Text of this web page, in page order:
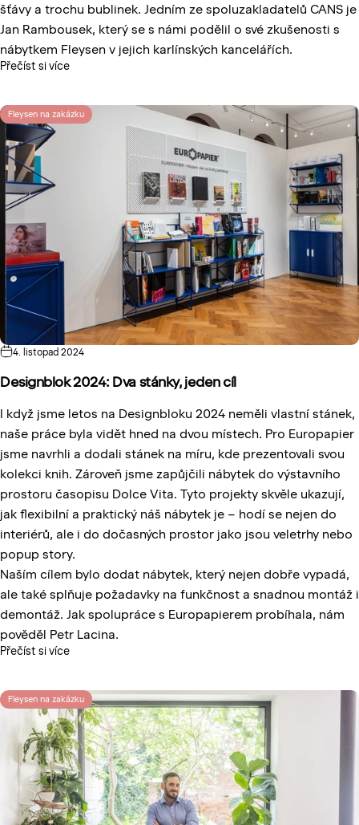
šťávy a trochu bublinek. Jedním ze spoluzakladatelů CANS je
Jan Rambousek, který se s námi podělil o své zkušenosti s
nábytkem Fleysen v jejich karlínských kancelářích.
Přečíst si více
Fleysen na zakázku
4. listopad 2024
Designblok 2024: Dva stánky, jeden cíl
I když jsme letos na Designbloku 2024 neměli vlastní stánek,
naše práce byla vidět hned na dvou místech. Pro Europapier
jsme navrhli a dodali stánek na míru, kde prezentovali svou
kolekci knih. Zároveň jsme zapůjčili nábytek do výstavního
prostoru časopisu Dolce Vita. Tyto projekty skvěle ukazují,
jak flexibilní a praktický náš nábytek je – hodí se nejen do
interiérů, ale i do dočasných prostor jako jsou veletrhy nebo
popup story.
Naším cílem bylo dodat nábytek, který nejen dobře vypadá,
ale také splňuje požadavky na funkčnost a snadnou montáž i
demontáž. Jak spolupráce s Europapierem probíhala, nám
pověděl Petr Lacina.
Přečíst si více
Fleysen na zakázku